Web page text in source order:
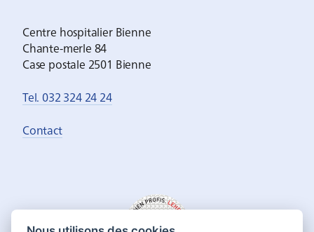
Centre hospitalier Bienne
Chante-merle 84
Case postale 2501 Bienne
Tel. 032 324 24 24
Contact